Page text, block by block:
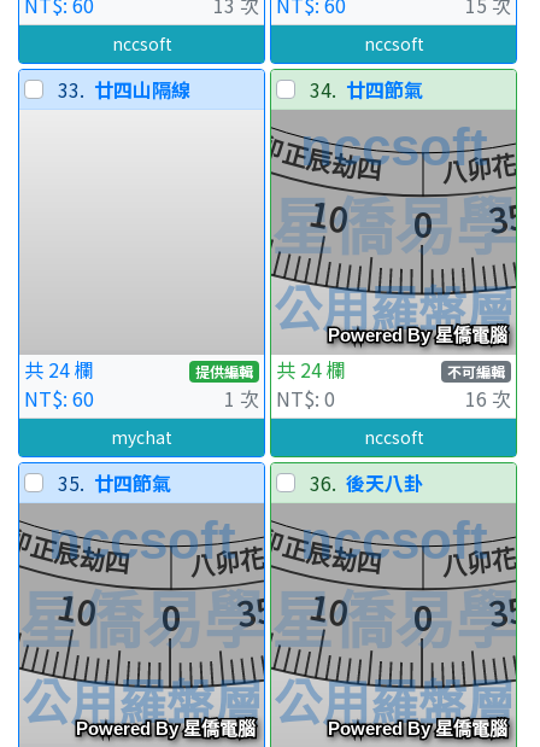
nccsoft nccsoft
33. 廿四山隔線
共 24 欄 提供編輯
NT$: 60 1 次
mychat
34. 廿四節氣
共 24 欄 不可編輯
NT$: 0 16 次
nccsoft
35. 廿四節氣 36. 後天八卦